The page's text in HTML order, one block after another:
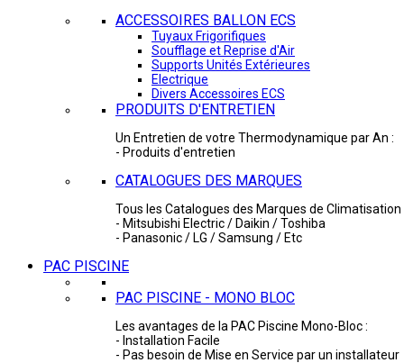
ACCESSOIRES BALLON ECS
Tuyaux Frigorifiques
Soufflage et Reprise d'Air
Supports Unités Extérieures
Electrique
Divers Accessoires ECS
PRODUITS D'ENTRETIEN
Un Entretien de votre Thermodynamique par An :
- Produits d'entretien
CATALOGUES DES MARQUES
Tous les Catalogues des Marques de Climatisation
- Mitsubishi Electric / Daikin / Toshiba
- Panasonic / LG / Samsung / Etc
PAC PISCINE
PAC PISCINE - MONO BLOC
Les avantages de la PAC Piscine Mono-Bloc :
- Installation Facile
- Pas besoin de Mise en Service par un installateur